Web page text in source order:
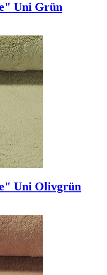
Uni Grün
Uni Olivgrün